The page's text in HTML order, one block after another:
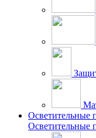
Осветительные
Осветительные